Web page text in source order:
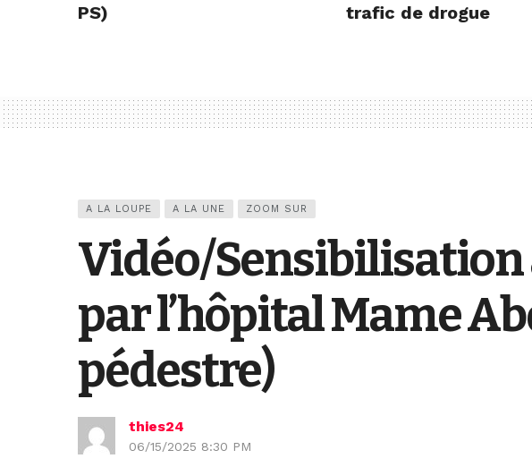
PS)
trafic de drogue
A LA LOUPE A LA UNE ZOOM SUR
Vidéo/Sensibilisation
par l’hôpital Mame
pédestre)
thies24
06/15/2025 8:30 PM